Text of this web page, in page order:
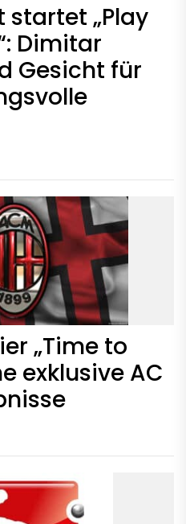
startet „Play
Dimitar
Gesicht für
„Time to
exklusive AC